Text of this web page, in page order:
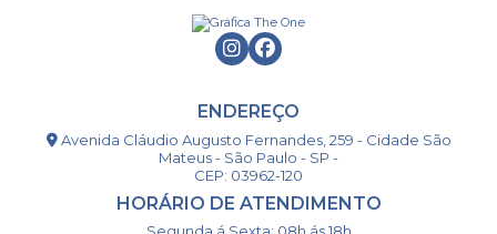
ENDEREÇO
Avenida Cláudio Augusto Fernandes, 259 - Cidade São
Mateus - São Paulo - SP -
CEP: 03962-120
HORÁRIO DE ATENDIMENTO